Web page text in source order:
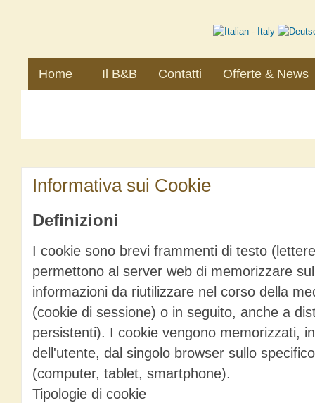
Home Il B&B Contatti Offerte & News
Informativa sui Cookie
Definizioni
I cookie sono brevi frammenti di testo
permettono al server web di memorizzare
informazioni da riutilizzare nel corso della
(cookie di sessione) o in seguito, anche a
persistenti). I cookie vengono memorizzati,
dell'utente, dal singolo browser sullo
(computer, tablet, smartphone).
Tipologie di cookie